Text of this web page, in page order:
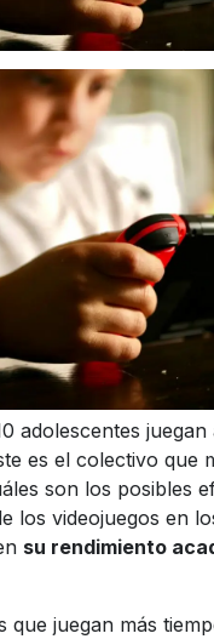
adolescentes juegan
es el colectivo que
son los posibles
los videojuegos en
su rendimiento
que juegan más